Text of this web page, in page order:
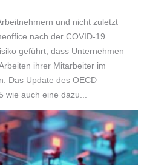
und nicht zuletzt
nach der COVID-19
geführt, dass Unternehmen
ihrer Mitarbeiter im
Das Update des OECD
wie auch eine dazu...